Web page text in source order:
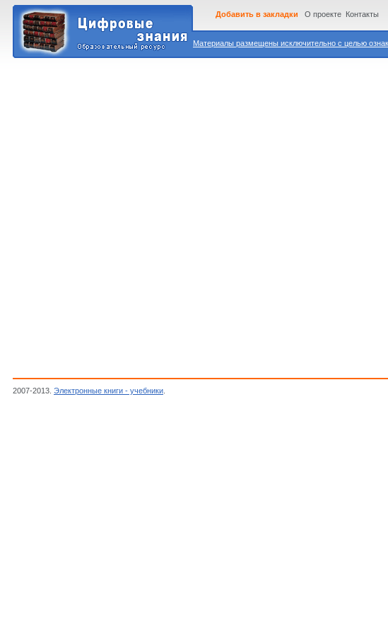
Материалы размещены исключительно с целью
Добавить в закладки О проекте Контакты
2007-2013. Электронные книги - учебники